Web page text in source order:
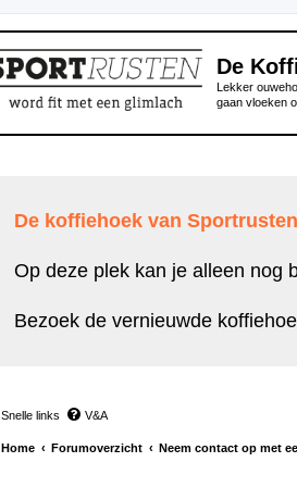
De
Lekker
gaan vloeken
De koffiehoek van
Op deze plek kan je alleen nog
Bezoek de vernieuwde
Snelle links V&A
Home Forumoverzicht Neem contact op met